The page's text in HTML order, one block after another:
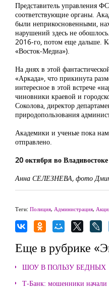
Представитель управления
соответствующие органы.
были неприкосновенными,
нарушений здесь не
2016-го, потом еще дальше.
«Восток-Медиа»).
На днях в этой
«Аркада», что прикинута
интересное в этой встрече
чиновники краевой и
Соколова, директор
природопользования
Академики и ученые пока
отправлено.
20 октября во
Анна СЕЛЕЗНЕВА, фото
Теги: Полиция, Администрация,
Еще в рубрике
ШОУ В ПОЛЬЗУ БЕДНЫХ
Т-Банк: мошенники начали